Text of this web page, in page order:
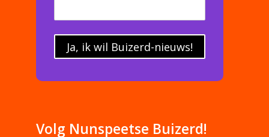
Ja, ik wil Buizerd-nieuws!
Volg Nunspeetse Buizerd!